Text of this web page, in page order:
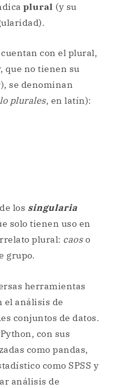
plural (y su
con el plural,
que no tienen su
se denominan
plurales, en latín):
los singularia
solo tienen uso en
plural: caoso
grupo.
herramientas
el análisis de
conjuntos de datos.
con sus
como pandas,
como SPSS y
análisis de